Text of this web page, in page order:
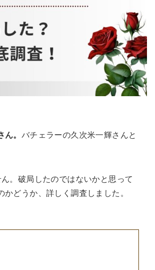
。 バチェラーの久次米一輝さんと
。破局したのではないかと思って
どうか、詳しく調査しました。